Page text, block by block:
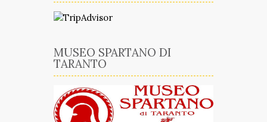
MUSEO SPARTANO DI
TARANTO